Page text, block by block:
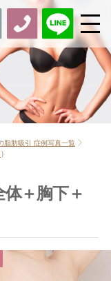
脂肪吸引 症例写真一覧
＋胸下＋